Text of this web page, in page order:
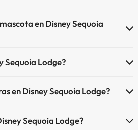
en Disney Sequoia
Sequoia Lodge?
la piscina y otras instalaciones.
en Disney Sequoia Lodge?
Sequoia Lodge?